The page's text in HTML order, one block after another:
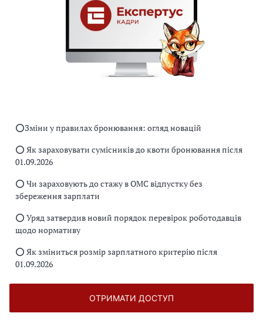
⭕️Зміни у правилах бронювання: огляд новацій
⭕️ Як зараховувати сумісників до квоти бронювання після
01.09.2026
⭕️ Чи зараховують до стажу в ОМС відпустку без
збереження зарплати
⭕️ Уряд затвердив новий порядок перевірок роботодавців
щодо нормативу
⭕️ Як зміниться розмір зарплатного критерію після
01.09.2026
ОТРИМАТИ ДОСТУП